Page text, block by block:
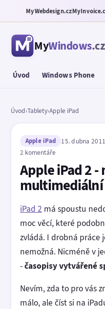
MyWebdesign.cz
MyWindows.cz
Úvod Windows Phone
Úvod›Tablety›Apple iPad
Apple iPad 15. dubna
2 komentáře
Apple iPad 2
multimediální
iPad 2 má spoustu
moc věcí, které
zvládá. I drobná práce
nemožná. Nicméně v
-časopisy vytvářené
Nevím, zda to pro vás
málo, ale číst si na